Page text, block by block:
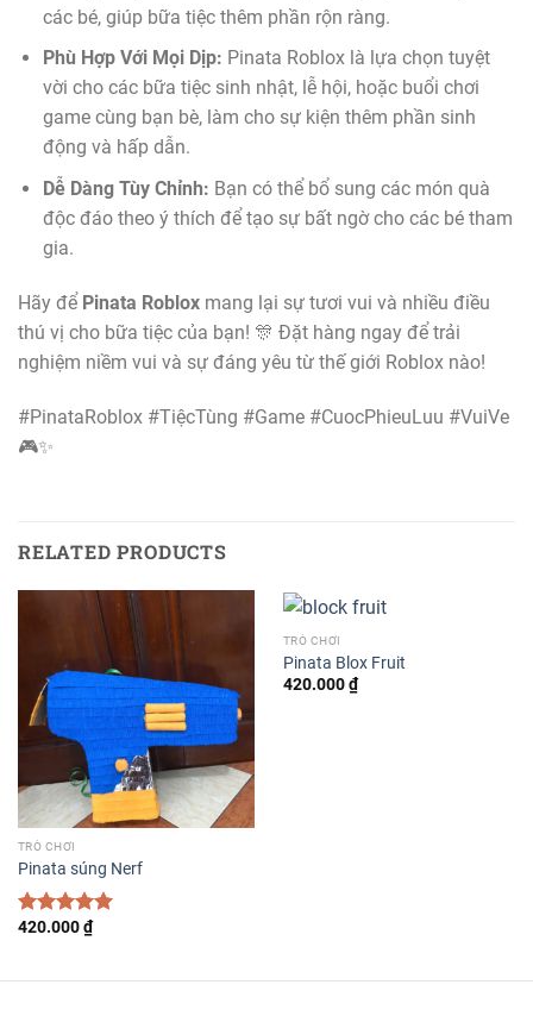
các bé, giúp bữa tiệc thêm phần rộn ràng.
Phù Hợp Với Mọi Dịp: Pinata Roblox là lựa chọn tuyệt
vời cho các bữa tiệc sinh nhật, lễ hội, hoặc buổi chơi
game cùng bạn bè, làm cho sự kiện thêm phần sinh
động và hấp dẫn.
Dễ Dàng Tùy Chỉnh: Bạn có thể bổ sung các món quà
độc đáo theo ý thích để tạo sự bất ngờ cho các bé tham
gia.
Hãy để Pinata Roblox mang lại sự tươi vui và nhiều điều
thú vị cho bữa tiệc của bạn! 🎊 Đặt hàng ngay để trải
nghiệm niềm vui và sự đáng yêu từ thế giới Roblox nào!
#PinataRoblox #TiệcTùng #Game #CuocPhieuLuu #VuiVe
🎮✨
RELATED PRODUCTS
TRÒ CHƠI
Pinata súng Nerf
Rated5.00
420.000₫
TRÒ CHƠI
Pinata Blox Fruit
420.000₫